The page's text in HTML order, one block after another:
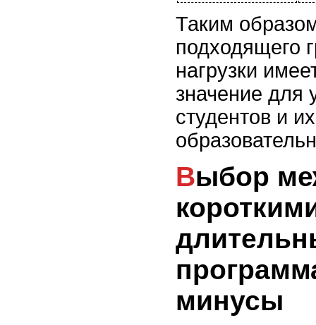
Таким
подходящего
нагрузки
значение для
студентов и
Выбор между
минусы